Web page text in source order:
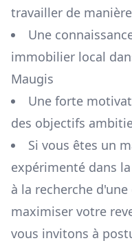
travailler de
Une
immobilier local
Maugis
Une forte
des objectifs
Si vous êtes un
expérimenté dans
à la recherche
maximiser votre
vous invitons à